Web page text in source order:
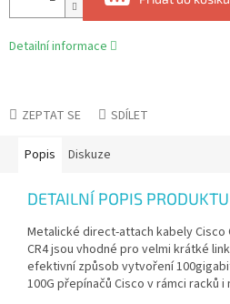
Detailní informace
ZEPTAT SE SDÍLET
Popis Diskuze
DETAILNÍ POPIS PRODUKTU
Metalické direct-attach kabely Cisco
CR4 jsou vhodné pro velmi krátké
efektivní způsob vytvoření
100G přepínačů Cisco v rámci racků